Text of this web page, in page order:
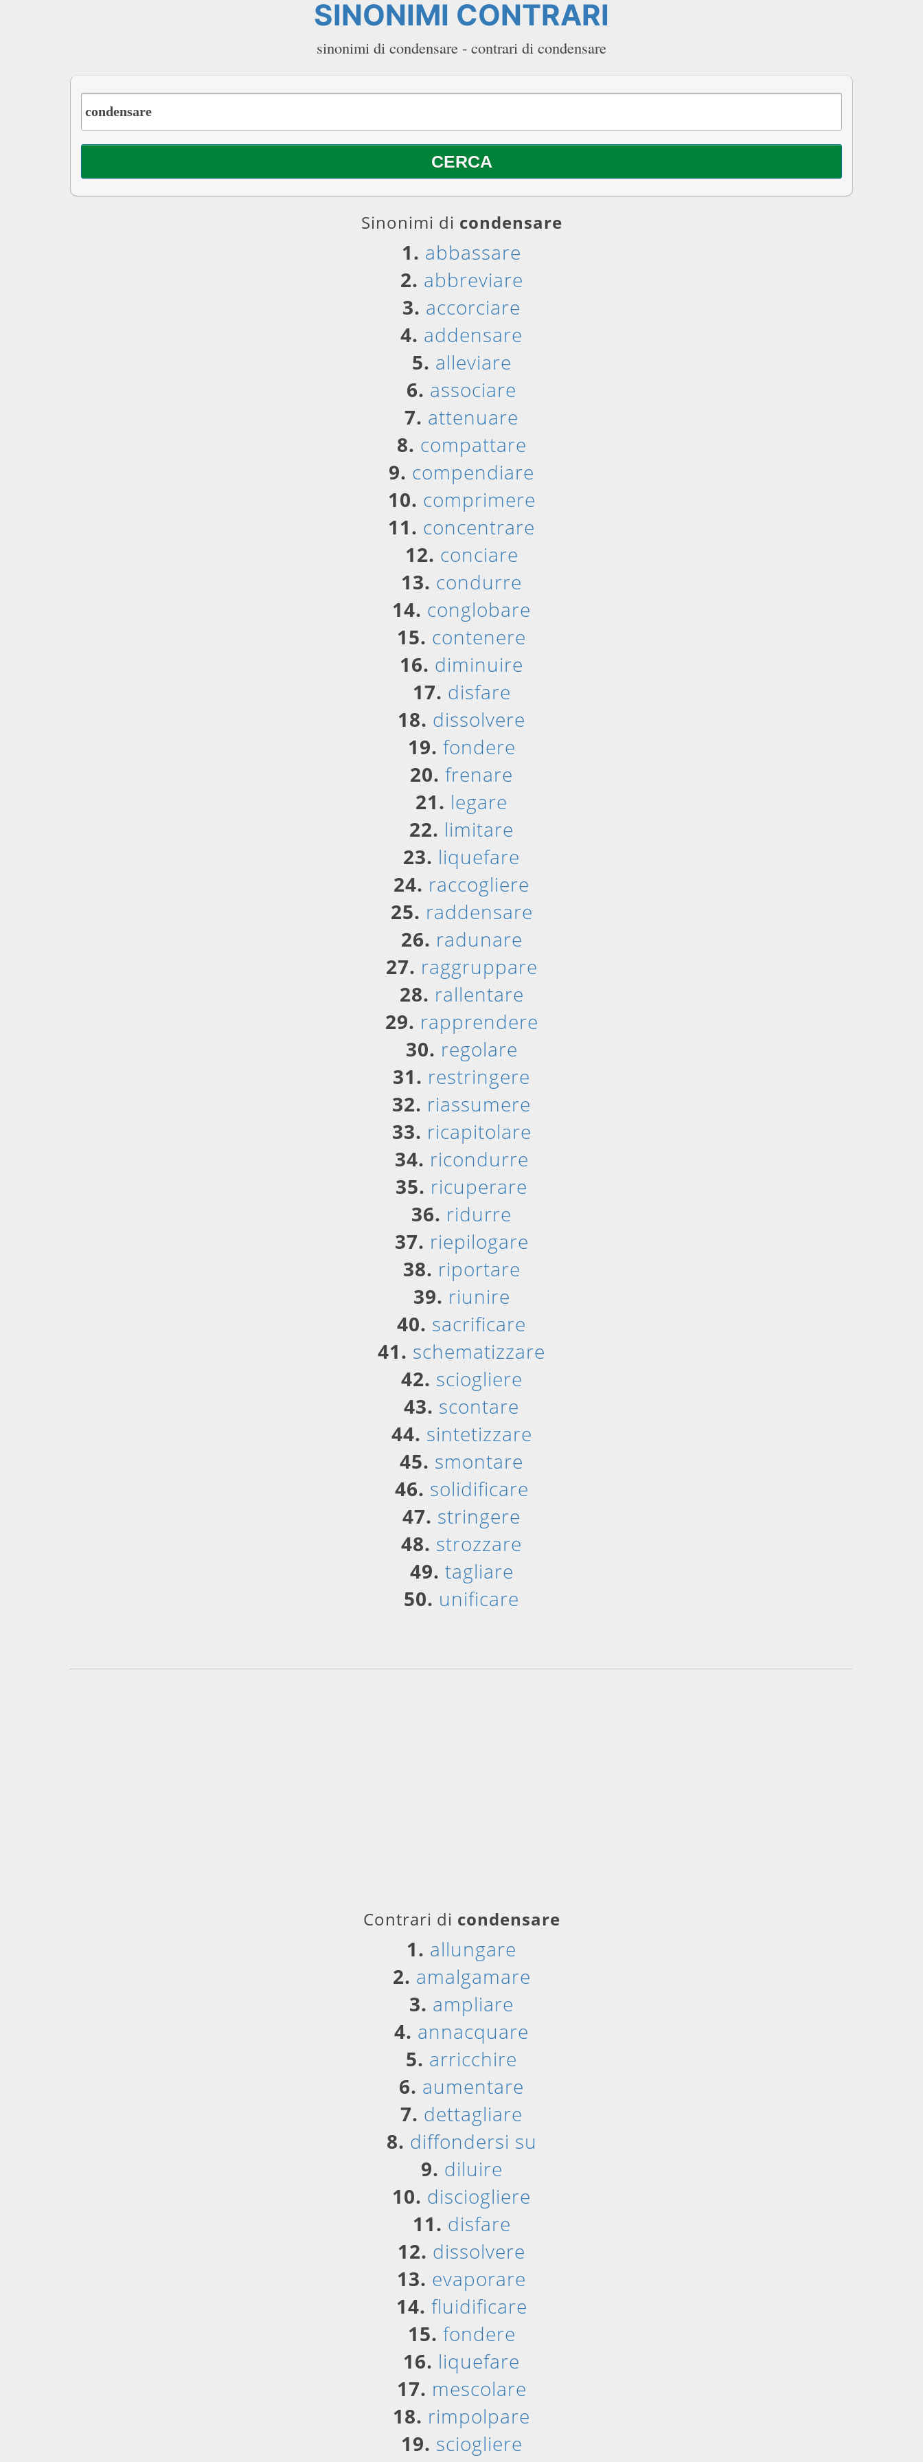
SINONIMI CONTRARI
sinonimi di condensare - contrari di condensare
Sinonimi di condensare
1. abbassare
2. abbreviare
3. accorciare
4. addensare
5. alleviare
6. associare
7. attenuare
8. compattare
9. compendiare
10. comprimere
11. concentrare
12. conciare
13. condurre
14. conglobare
15. contenere
16. diminuire
17. disfare
18. dissolvere
19. fondere
20. frenare
21. legare
22. limitare
23. liquefare
24. raccogliere
25. raddensare
26. radunare
27. raggruppare
28. rallentare
29. rapprendere
30. regolare
31. restringere
32. riassumere
33. ricapitolare
34. ricondurre
35. ricuperare
36. ridurre
37. riepilogare
38. riportare
39. riunire
40. sacrificare
41. schematizzare
42. sciogliere
43. scontare
44. sintetizzare
45. smontare
46. solidificare
47. stringere
48. strozzare
49. tagliare
50. unificare
Contrari di condensare
1. allungare
2. amalgamare
3. ampliare
4. annacquare
5. arricchire
6. aumentare
7. dettagliare
8. diffondersi su
9. diluire
10. disciogliere
11. disfare
12. dissolvere
13. evaporare
14. fluidificare
15. fondere
16. liquefare
17. mescolare
18. rimpolpare
19. sciogliere